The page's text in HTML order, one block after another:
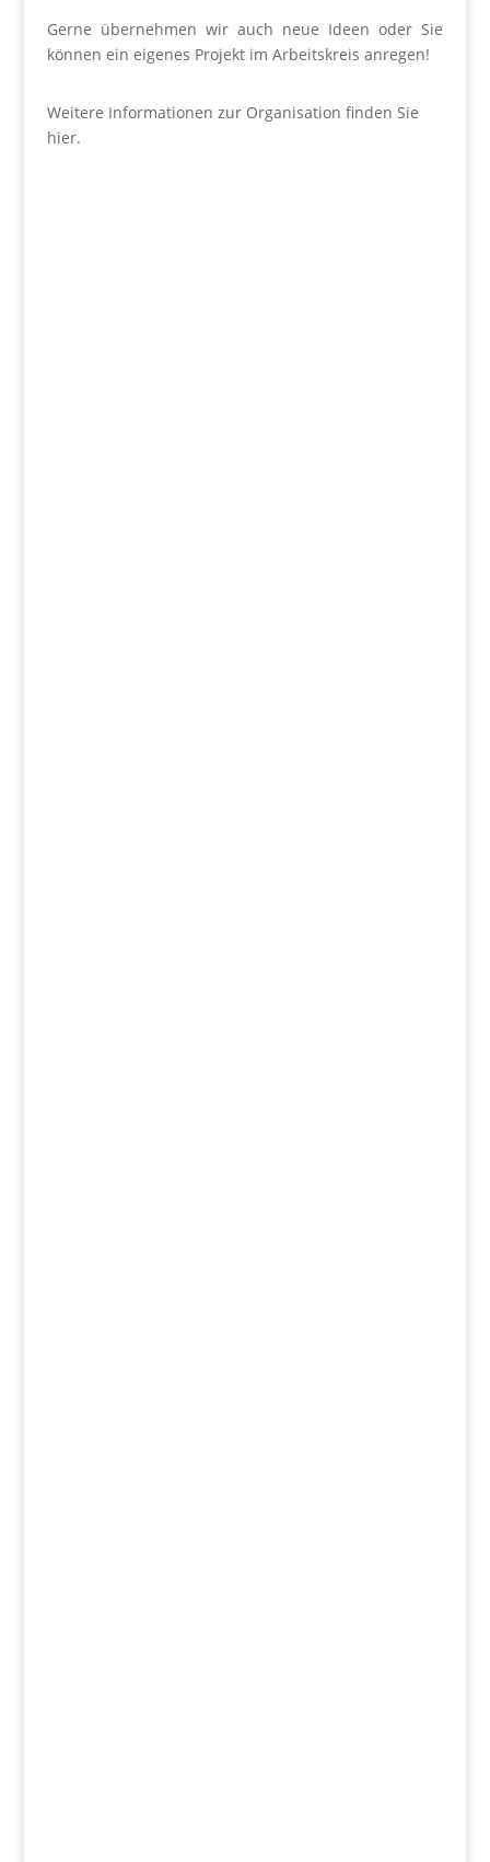
Gerne übernehmen wir auch neue Ideen oder Sie
können ein eigenes Projekt im Arbeitskreis anregen!
Weitere Informationen zur Organisation finden Sie
hier.